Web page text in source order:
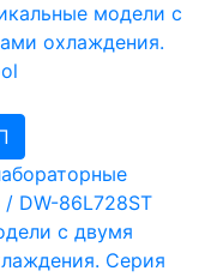
модели с
охлаждения.